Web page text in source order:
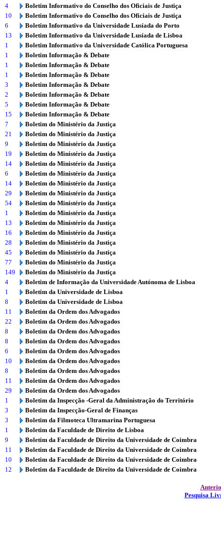
4
Boletim Informativo do Conselho dos Oficiais de Justiça
10
Boletim Informativo do Conselho dos Oficiais de Justiça
6
Boletim Informativo da Universidade Lusíada do Porto
13
Boletim Informativo da Universidade Lusíada de Lisboa
1
Boletim Informativo da Universidade Católica Portuguesa
1
Boletim Informação & Debate
1
Boletim Informação & Debate
1
Boletim Informação & Debate
3
Boletim Informação & Debate
2
Boletim Informação & Debate
5
Boletim Informação & Debate
15
Boletim Informação & Debate
7
Boletim do Ministério da Justiça
21
Boletim do Ministério da Justiça
9
Boletim do Ministério da Justiça
19
Boletim do Ministério da Justiça
14
Boletim do Ministério da Justiça
6
Boletim do Ministério da Justiça
14
Boletim do Ministério da Justiça
29
Boletim do Ministério da Justiça
54
Boletim do Ministério da Justiça
1
Boletim do Ministério da Justiça
13
Boletim do Ministério da Justiça
16
Boletim do Ministério da Justiça
28
Boletim do Ministério da Justiça
45
Boletim do Ministério da Justiça
77
Boletim do Ministério da Justiça
149
Boletim do Ministério da Justiça
4
Boletim de Informação da Universidade Autónoma de Lisboa
1
Boletim da Universidade de Lisboa
8
Boletim da Universidade de Lisboa
11
Boletim da Ordem dos Advogados
22
Boletim da Ordem dos Advogados
8
Boletim da Ordem dos Advogados
8
Boletim da Ordem dos Advogados
6
Boletim da Ordem dos Advogados
10
Boletim da Ordem dos Advogados
8
Boletim da Ordem dos Advogados
11
Boletim da Ordem dos Advogados
29
Boletim da Ordem dos Advogados
1
Boletim da Inspecção -Geral da Administração do Território
3
Boletim da Inspecção-Geral de Finanças
3
Boletim da Filmoteca Ultramarina Portuguesa
1
Boletim da Faculdade de Direito de Lisboa
9
Boletim da Faculdade de Direito da Universidade de Coimbra
11
Boletim da Faculdade de Direito da Universidade de Coimbra
10
Boletim da Faculdade de Direito da Universidade de Coimbra
12
Boletim da Faculdade de Direito da Universidade de Coimbra
Pesquisa